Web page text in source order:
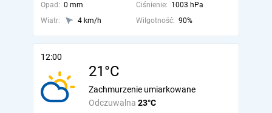
Opad: 0 mm Ciśnienie: 1003 hPa
Wiatr:
4 km/h Wilgotność: 90%
12:00
21°C
Odczuwalna 23°C
Zachmurzenie umiarkowane